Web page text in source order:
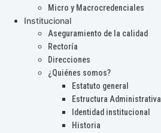
Micro y Macrocredenciales
Institucional
Aseguramiento de la calidad
Rectoría
Direcciones
¿Quiénes somos?
Estatuto general
Estructura Administrativa
Identidad institucional
Historia